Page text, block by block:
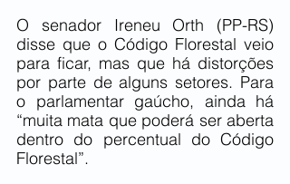
O senador Ireneu Orth (PP-RS)
disse que o Código Florestal veio
para ficar, mas que há distorções
por parte de alguns setores. Para
o parlamentar gaúcho, ainda há
“muita mata que poderá ser aberta
dentro do percentual do Código
Florestal”.